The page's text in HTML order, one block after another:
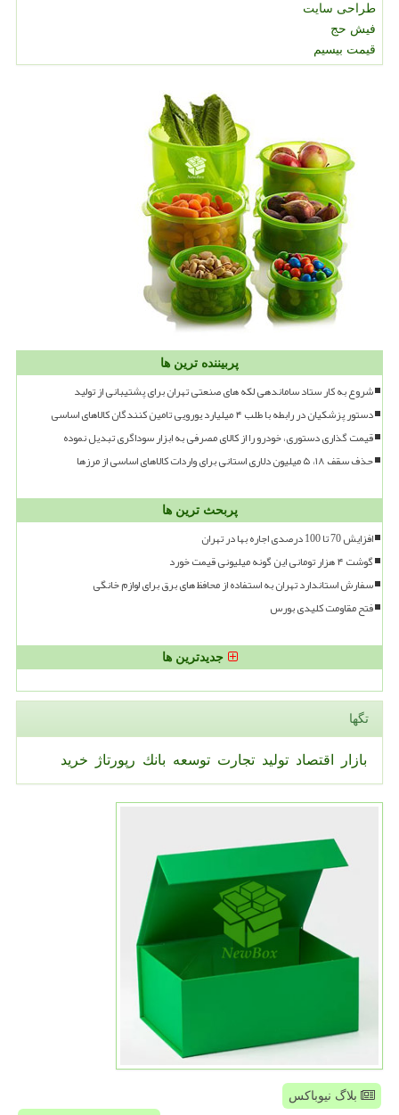
طراحی سایت
فیش حج
قیمت بیسیم
پربیننده ترین ها
شروع به کار ستاد ساماندهی لکه های صنعتی تهران برای پشتیبانی از تولید
دستور پزشکیان در رابطه با طلب ۴ میلیارد یورویی تامین کنندگان کالاهای اساسی
قیمت گذاری دستوری، خودرو را از کالای مصرفی به ابزار سوداگری تبدیل نموده
حذف سقف ۱۸، ۵ میلیون دلاری استانی برای واردات کالاهای اساسی از مرزها
پربحث ترین ها
افزایش 70 تا 100 درصدی اجاره بها در تهران
گوشت ۴ هزار تومانی این گونه میلیونی قیمت خورد
سفارش استاندارد تهران به استفاده از محافظ های برق برای لوازم خانگی
فتح مقاومت کلیدی بورس
جدیدترین ها
تگها
بازار اقتصاد تولید تجارت توسعه بانك رپورتاژ خرید
بلاگ نیوباکس